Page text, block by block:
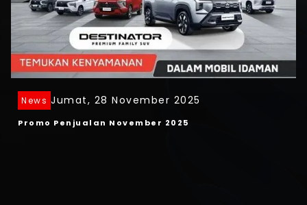
News Jumat, 28 November 2025
Promo Penjualan November 2025